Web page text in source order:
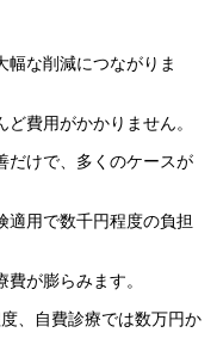
幅な削減につながりま
費用がかかりません。
だけで、多くのケースが
適用で数千円程度の負担
が膨らみます。
、自費診療では数万円か